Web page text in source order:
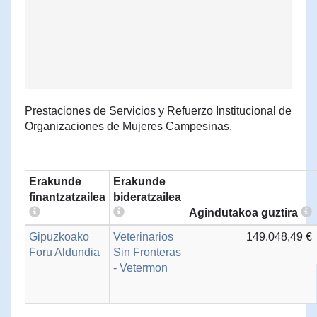
Prestaciones de Servicios y Refuerzo Institucional de
Organizaciones de Mujeres Campesinas.
Erakunde
finantzatzailea
Erakunde
bideratzailea
Agindutakoa guztira
Gipuzkoako
Foru Aldundia
Veterinarios
Sin Fronteras
- Vetermon
149.048,49 €